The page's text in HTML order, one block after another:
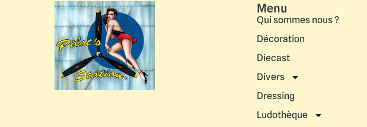
Menu
Qui sommes nous ?
Décoration
Diecast
Divers
Dressing
Ludothèque